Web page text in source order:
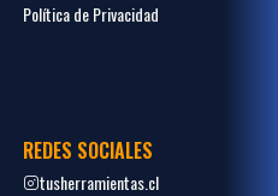
Política de Privacidad
REDES SOCIALES
tusherramientas.cl